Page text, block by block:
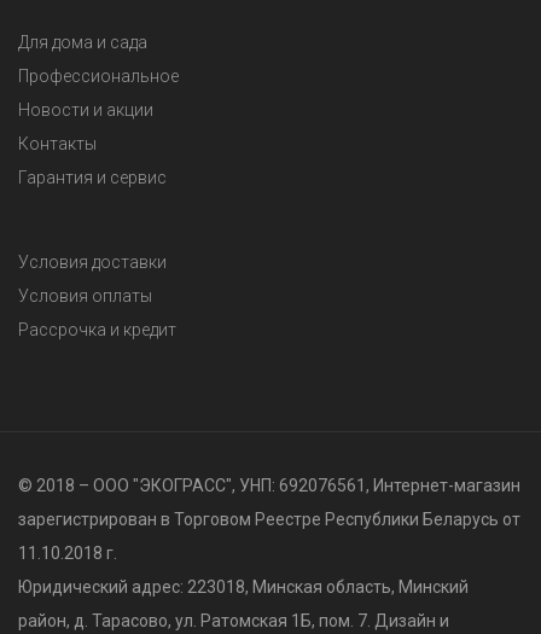
Для дома и сада
Профессиональное
Новости и акции
Контакты
Гарантия и сервис
Условия доставки
Условия оплаты
Рассрочка и кредит
© 2018 – ООО "ЭКОГРАСС", УНП: 692076561, Интернет-магазин
зарегистрирован в Торговом Реестре Республики Беларусь от
11.10.2018 г.
Юридический адрес: 223018, Минская область, Минский
район, д. Тарасово, ул. Ратомская 1Б, пом. 7. Дизайн и